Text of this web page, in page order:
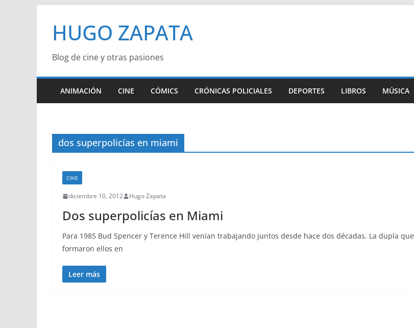
contenido
HUGO ZAPATA
Blog de cine y otras pasiones
ANIMACIÓN CINE CÓMICS CRÓNICAS POLICIALES DEPORTES LIBROS MÚSICA
dos superpolicías en miami
CINE
diciembre 10, 2012 Hugo Zapata
Dos superpolicías en Miami
Para 1985 Bud Spencer y Terence Hill venían trabajando juntos desde hace dos décadas. La dupla que
formaron ellos en
Leer más